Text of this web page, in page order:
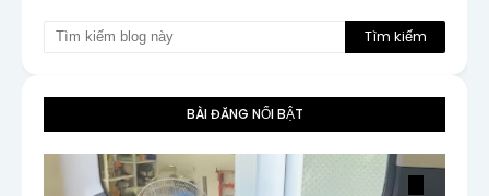
BÀI ĐĂNG NỔI BẬT